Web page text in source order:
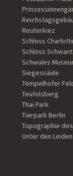
Reuterkiez
Schloss
Schloss
Schwules
Siegessäule
Tempelhofer
Teufelsberg
Thai Park
Tierpark Berlin
Topographie
Unter den Linden